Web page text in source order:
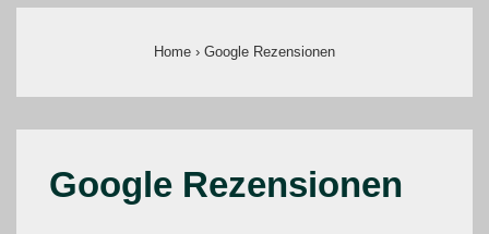
Home › Google Rezensionen
Google Rezensionen